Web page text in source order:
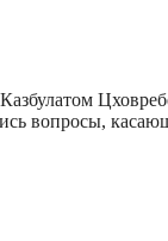
вопросы,